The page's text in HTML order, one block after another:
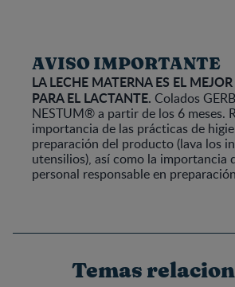
AVISO IMPORTANTE
LA LECHE MATERNA ES EL
PARA EL LACTANTE. Colados
NESTUM® a partir de los 6 meses.
importancia de las prácticas de
preparación del producto (lava los
utensilios), así como la importancia
personal responsable en
Temas